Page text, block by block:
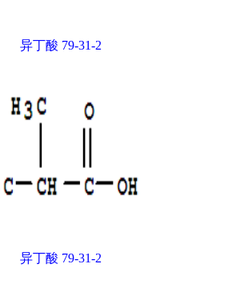
异丁酸 79-31-2
异丁酸 79-31-2